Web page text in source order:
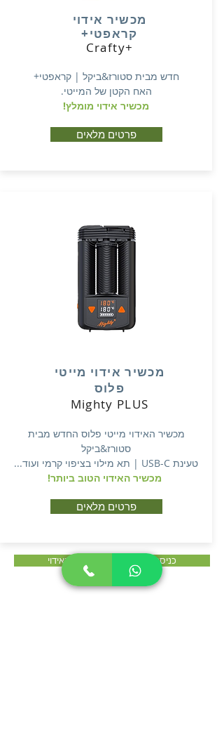
מכשיר אידוי
קראפטי+
Crafty+
חדש מבית סטורז&ביקל | קראפטי+
האח הקטן של המייטי.
מכשיר אידוי מומלץ!
פרטים מלאים
מכשיר אידוי מייטי
פלוס
Mighty PLUS
מכשיר האידוי מייטי פלוס החדש מבית
סטורז&ביקל
טעינת USB-C | תא מילוי בציפוי קרמי ועוד...
מכשיר האידוי הטוב ביותר!
פרטים מלאים
כניסה לחנות להצגת מכשירי האידוי